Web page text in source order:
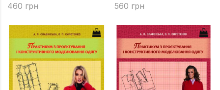
Педагогіка
Право
460 грн 560 грн